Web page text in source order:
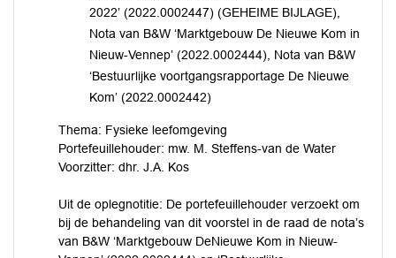
2022’ (2022.0002447) (GEHEIME BIJLAGE),
Nota van B&W ‘Marktgebouw De Nieuwe Kom in
Nieuw-Vennep’ (2022.0002444), Nota van B&W
‘Bestuurlijke voortgangsrapportage De Nieuwe
Kom’ (2022.0002442)
Thema: Fysieke leefomgeving
Portefeuillehouder: mw. M. Steffens-van de Water
Voorzitter: dhr. J.A. Kos
Uit de oplegnotitie: De portefeuillehouder verzoekt om
bij de behandeling van dit voorstel in de raad de nota’s
van B&W ‘Marktgebouw DeNieuwe Kom in Nieuw-